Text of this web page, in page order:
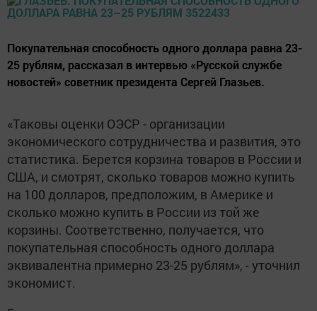
Покупательная способность одного доллара равна 23-
25 рублям, рассказал в интервью «Русской службе
новостей» советник президента Сергей Глазьев.
«Таковы оценки ОЭСР - организации
экономического сотрудничества и развития, это
статистика. Берется корзина товаров в России и
США, и смотрят, сколько товаров можно купить
на 100 долларов, предположим, в Америке и
сколько можно купить в России из той же
корзины. Соответственно, получается, что
покупательная способность одного доллара
эквивалентна примерно 23-25 рублям», - уточнил
экономист.